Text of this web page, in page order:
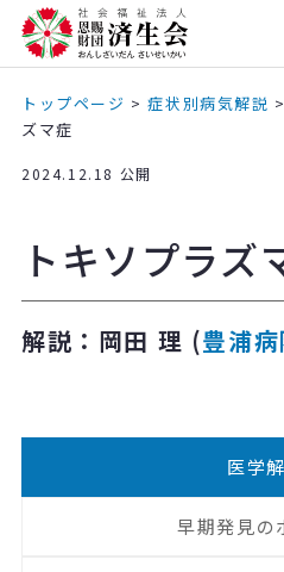
トップページ >症状別病気解説
ズマ症
2024.12.18 公開
トキソプラズ
解説：岡田 理 (豊浦
医学
早期発見の